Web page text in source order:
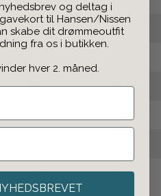
og deltag i
til Hansen/Nissen
skabe dit drømmeoutfit
fra os i butikken.
hver 2. måned.